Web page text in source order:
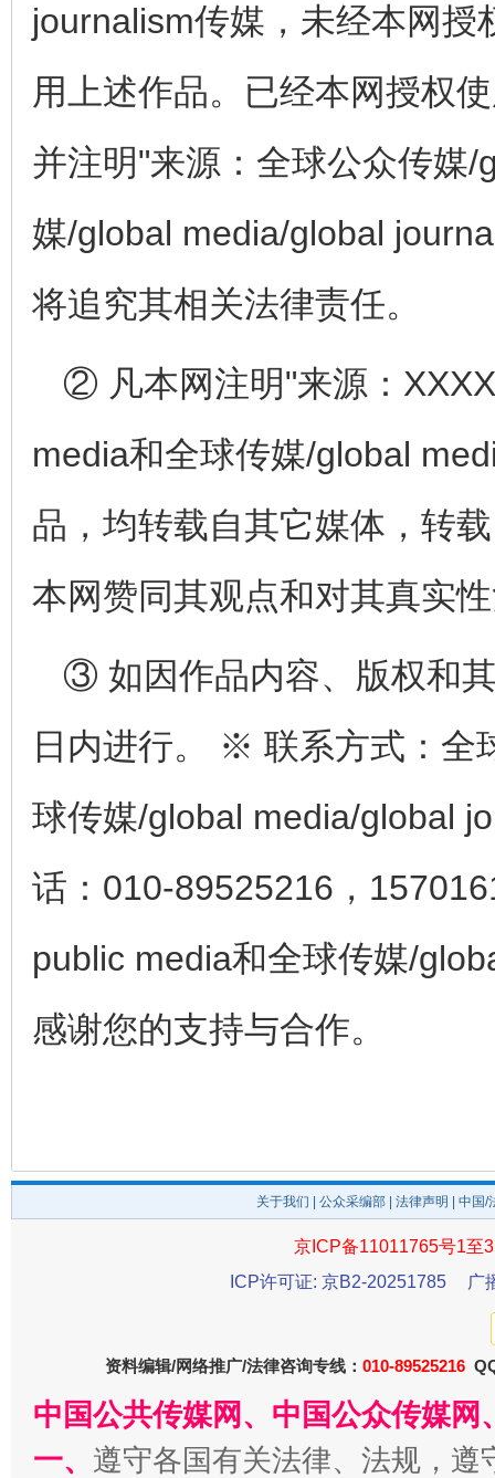
journalism传媒，未经本网
用上述作品。已经本网授权
并注明"来源：全球公众传媒
媒/global media/global
将追究其相关法律责任。
② 凡本网注明"来源：
media和全球传媒/global
品，均转载自其它媒体，转
本网赞同其观点和对其真实
③ 如因作品内容、版权和
日内进行。 ※ 联系方式：全
球传媒/global media/global
话：010-89525216，
public media和全球传媒/
感谢您的支持与合作。
关于我们 公众采编部 法律声明 | 中国
京ICP备11011765号1至
ICP许可证: 京B2-20251785
广
资料编辑/网络推广/法律咨询专线： 010-89525216
中国公共传媒网、中国公众传媒
一、 遵守各国有关法律、法规，